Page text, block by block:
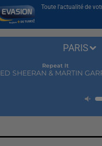
Toute l'actualité de
Repeat It
ED SHEERAN & MARTIN
PARIS